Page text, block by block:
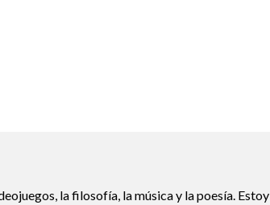
la filosofía, la música y la poesía. Estoy